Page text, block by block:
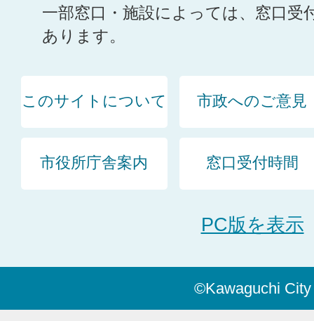
一部窓口・施設によっては、窓口受
あります。
このサイトについて 市政へのご意見
市役所庁舎案内 窓口受付時間
PC版を表示
©Kawaguchi City